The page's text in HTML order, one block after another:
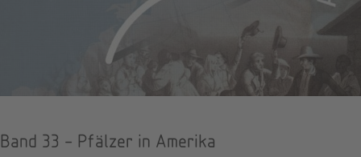
Band 33 - Pfälzer in Amerika